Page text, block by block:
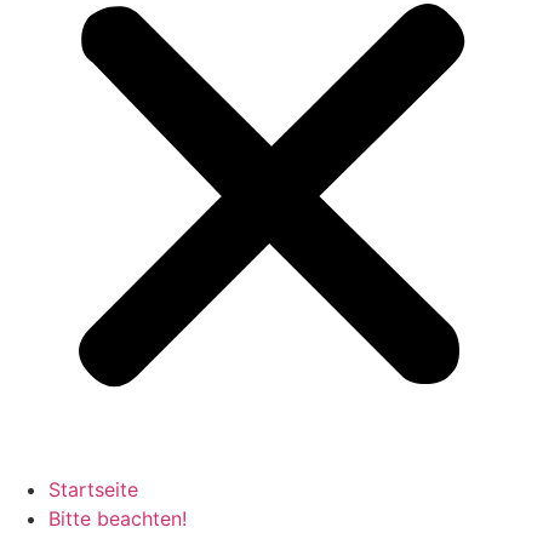
Startseite
Bitte beachten!